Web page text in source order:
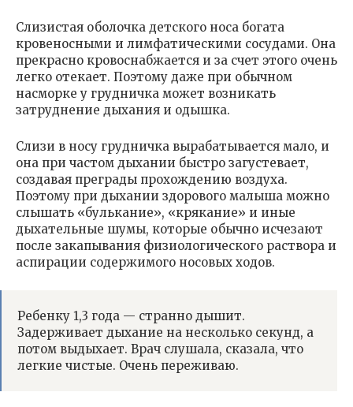
Слизистая оболочка детского носа богата
кровеносными и лимфатическими сосудами. Она
прекрасно кровоснабжается и за счет этого очень
легко отекает. Поэтому даже при обычном
насморке у грудничка может возникать
затруднение дыхания и одышка.
Слизи в носу грудничка вырабатывается мало, и
она при частом дыхании быстро загустевает,
создавая преграды прохождению воздуха.
Поэтому при дыхании здорового малыша можно
слышать «булькание», «крякание» и иные
дыхательные шумы, которые обычно исчезают
после закапывания физиологического раствора и
аспирации содержимого носовых ходов.
Ребенку 1,3 года — странно дышит.
Задерживает дыхание на несколько секунд, а
потом выдыхает. Врач слушала, сказала, что
легкие чистые. Очень переживаю.